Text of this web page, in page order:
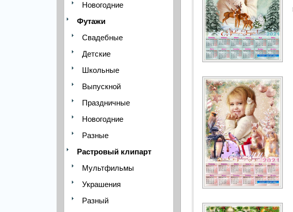
Новогодние
Футажи
Свадебные
Детские
Школьные
Выпускной
Праздничные
Новогодние
Разные
Растровый клипарт
Мультфильмы
Украшения
Разный